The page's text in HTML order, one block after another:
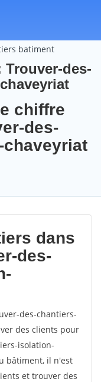
batiment
des-
chiffre
des-
dans
des-
des-chantiers-
des clients pour
isolation-
bâtiment, il n'est
et trouver des